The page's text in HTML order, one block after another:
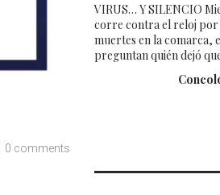
0 comments
VIRUS… Y SILENCIO
corre contra el reloj por
muertes en la comarca,
preguntan quién dejó